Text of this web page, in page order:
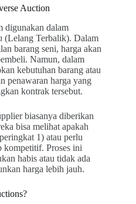
Auction
digunakan dalam
(Lelang Terbalik). Dalam
barang seni, harga akan
Namun, dalam
kebutuhan barang atau
penawaran harga yang
kontrak tersebut.
biasanya diberikan
bisa melihat apakah
1) atau perlu
kompetitif. Proses ini
habis atau tidak ada
harga lebih jauh.